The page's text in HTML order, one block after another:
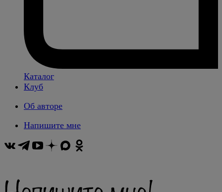
Каталог
Клуб
Об авторе
Напишите мне